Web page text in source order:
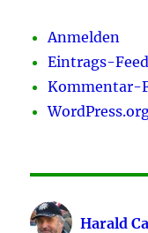
Anmelden
Eintrags-Feed
Kommentar-
Harald